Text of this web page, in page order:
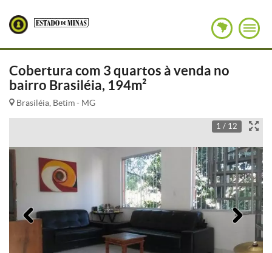
Cobertura com 3 quartos à venda no
bairro Brasiléia, 194m²
Brasiléia, Betim - MG
1 / 12
Anterior